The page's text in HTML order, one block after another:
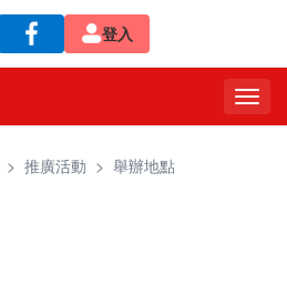
登入
> 推廣活動 > 舉辦地點